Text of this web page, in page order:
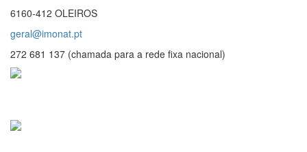
6160-412 OLEIROS
geral@imonat.pt
272 681 137 (chamada para a rede fixa nacional)